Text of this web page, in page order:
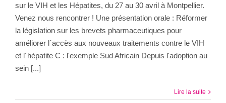
sur le VIH et les Hépatites, du 27 au 30 avril à Montpellier.
Venez nous rencontrer ! Une présentation orale : Réformer
la législation sur les brevets pharmaceutiques pour
améliorer l´accès aux nouveaux traitements contre le VIH
et l´hépatite C : l'exemple Sud Africain Depuis l'adoption au
sein [...]
Lire la suite